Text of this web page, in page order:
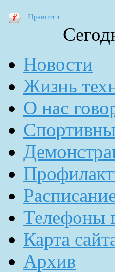
Нравится
Новости
Жизнь
О нас
Телефоны
Карта
Архив